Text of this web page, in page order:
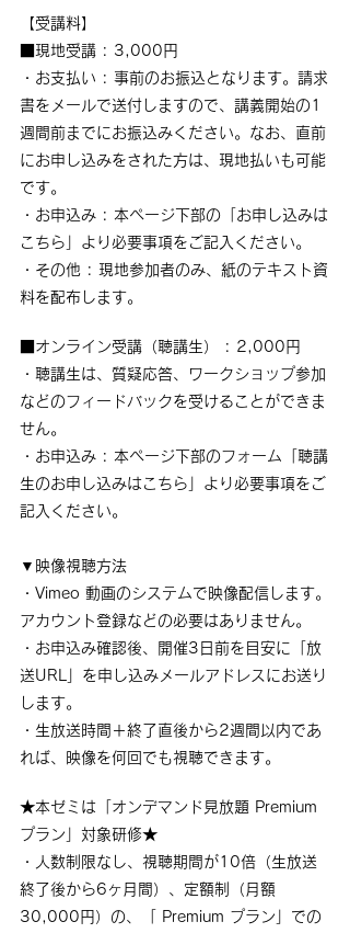
【受講料】
■現地受講 : 3,000円
・お支払い : 事前のお振込となります。請求
書をメールで送付しますので、講義開始の1
週間前までにお振込みください。なお、直前
にお申し込みをされた方は、現地払いも可能
です。
・お申込み : 本ページ下部の「お申し込みは
こちら」より必要事項をご記入ください。
・その他 : 現地参加者のみ、紙のテキスト資
料を配布します。
■オンライン受講（聴講生） : 2,000円
・聴講生は、質疑応答、ワークショップ参加
などのフィードバックを受けることができま
せん。
・お申込み : 本ページ下部のフォーム「聴講
生のお申し込みはこちら」より必要事項をご
記入ください。
▼映像視聴方法
・Vimeo 動画のシステムで映像配信します。
アカウント登録などの必要はありません。
・お申込み確認後、開催3日前を目安に「放
送URL」を申し込みメールアドレスにお送り
します。
・生放送時間＋終了直後から2週間以内であ
れば、映像を何回でも視聴できます。
★本ゼミは「オンデマンド見放題 Premium
プラン」対象研修★
・人数制限なし、視聴期間が10倍（生放送
終了後から6ヶ月間）、定額制（月額
30,000円）の、「 Premium プラン」での